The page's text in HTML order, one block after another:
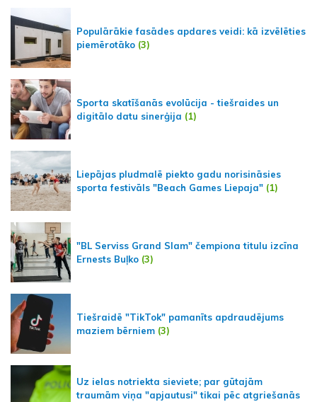
Populārākie fasādes apdares veidi: kā izvēlēties
piemērotāko (3)
Sporta skatīšanās evolūcija - tiešraides un
digitālo datu sinerģija (1)
Liepājas pludmalē piekto gadu norisināsies
sporta festivāls "Beach Games Liepaja" (1)
"BL Serviss Grand Slam" čempiona titulu izcīna
Ernests Buļko (3)
Tiešraidē "TikTok" pamanīts apdraudējums
maziem bērniem (3)
Uz ielas notriekta sieviete; par gūtajām
traumām viņa "apjautusi" tikai pēc atgriešanās